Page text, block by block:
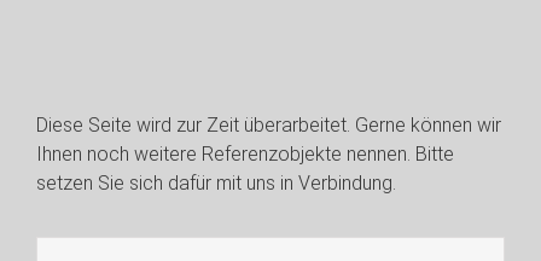
Diese Seite wird zur Zeit überarbeitet. Gerne können wir
Ihnen noch weitere Referenzobjekte nennen. Bitte
setzen Sie sich dafür mit uns in Verbindung.